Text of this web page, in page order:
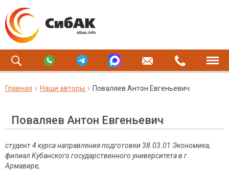
Главная Наши авторы Поваляев Антон Евгеньевич
Поваляев Антон Евгеньевич
студент 4 курса направления подготовки 38.03.01 Экономика,
филиал Кубанского государственного университета в г.
Армавире,